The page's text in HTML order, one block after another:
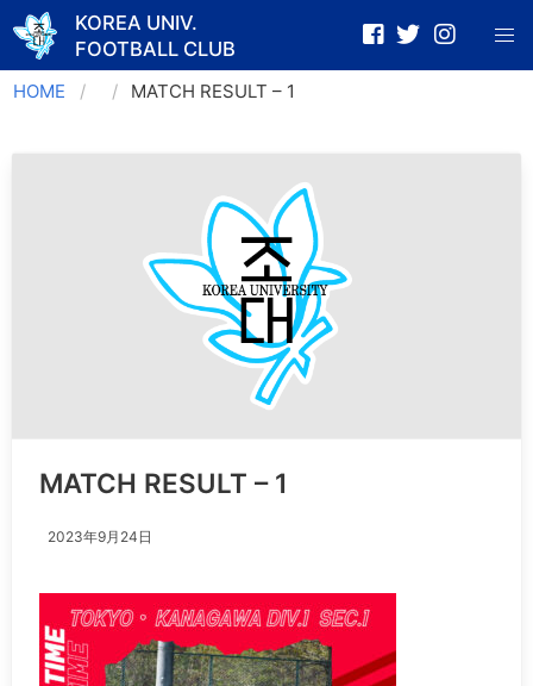
Skip
to
KOREA UNIV.
FOOTBALL CLUB
HOME MATCH RESULT – 1
MATCH RESULT – 1
2023年9月24日